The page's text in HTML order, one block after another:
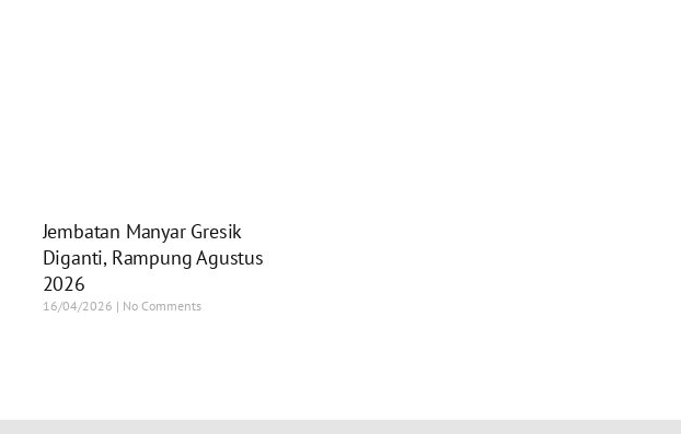
Jembatan Manyar Gresik
Diganti, Rampung Agustus
2026
16/04/2026 No Comments